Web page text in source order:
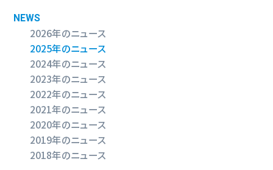
NEWS
2026年のニュース
2025年のニュース
2024年のニュース
2023年のニュース
2022年のニュース
2021年のニュース
2020年のニュース
2019年のニュース
2018年のニュース